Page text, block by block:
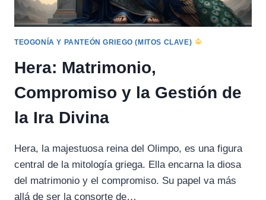
TEOGONÍA Y PANTEÓN GRIEGO (MITOS CLAVE)
Hera: Matrimonio,
Compromiso y la Gestión de
la Ira Divina
Hera, la majestuosa reina del Olimpo, es una figura
central de la mitología griega. Ella encarna la diosa
del matrimonio y el compromiso. Su papel va más
allá de ser la consorte de…